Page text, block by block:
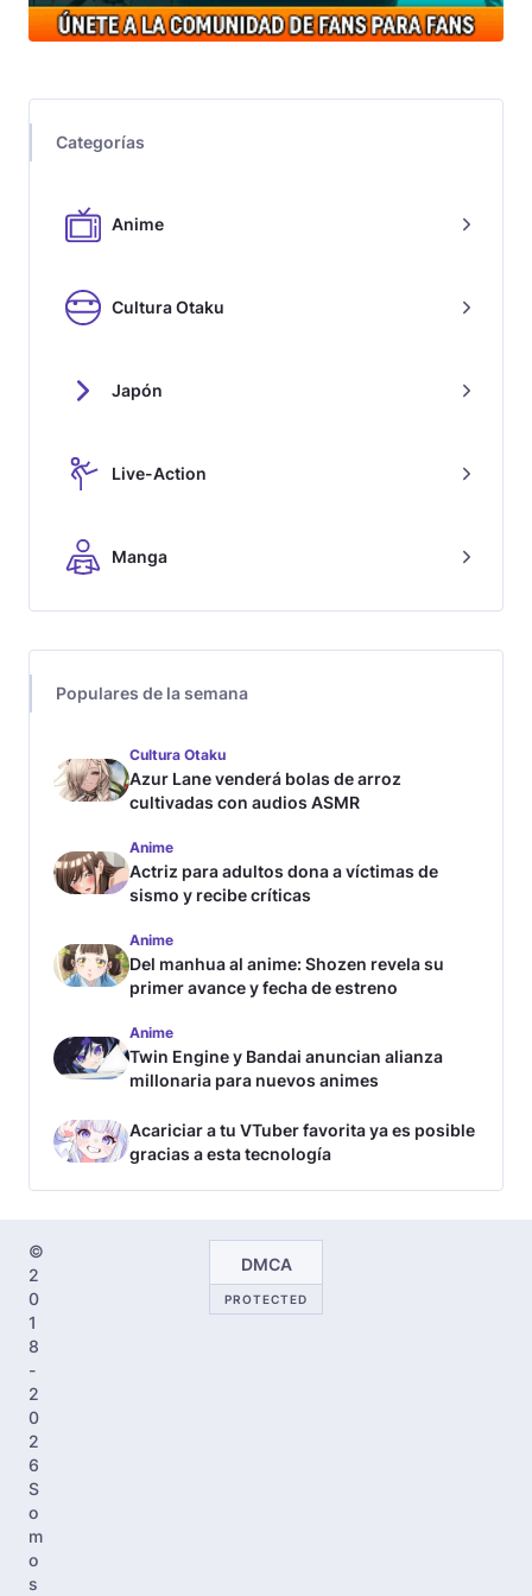
Categorías
Anime
Cultura Otaku
Japón
Live-Action
Manga
Populares de la semana
Cultura Otaku
Azur Lane venderá bolas de arroz
cultivadas con audios ASMR
Anime
Actriz para adultos dona a víctimas de
sismo y recibe críticas
Anime
Del manhua al anime: Shozen revela su
primer avance y fecha de estreno
Anime
Twin Engine y Bandai anuncian alianza
millonaria para nuevos animes
Acariciar a tu VTuber favorita ya es posible
gracias a esta tecnología
©
2
0
1
8
-
2
0
2
6
S
o
m
o
s
DMCA
PROTECTED